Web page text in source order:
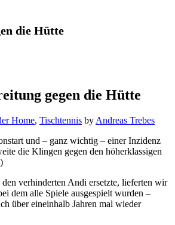
die Hütte
gegen die Hütte
Home, Tischtennis by Andreas Trebes
und – ganz wichtig – einer Inzidenz
die Klingen gegen den höherklassigen
verhinderten Andi ersetzte, lieferten wir
dem alle Spiele ausgespielt wurden –
über eineinhalb Jahren mal wieder